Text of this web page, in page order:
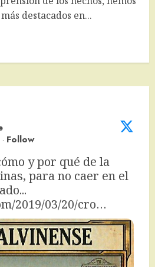
destacados en...
· Follow
y por qué de la
para no caer en el
2019/03/20/cro…